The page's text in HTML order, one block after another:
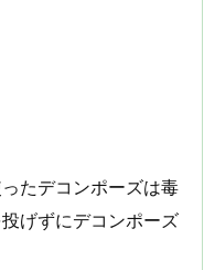
たデコンポーズは毒
げずにデコンポーズ